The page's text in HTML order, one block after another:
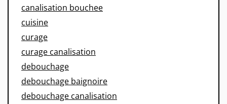
canalisation bouchee
cuisine
curage
curage canalisation
debouchage
debouchage baignoire
debouchage canalisation